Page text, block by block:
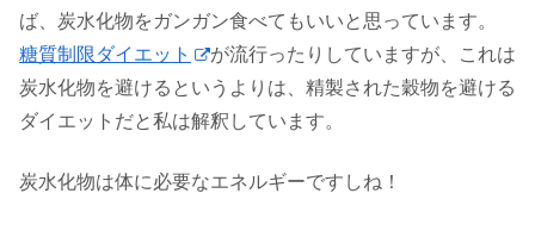
ば、炭水化物をガンガン食べてもいいと思っています。
糖質制限ダイエット
が流行ったりしていますが、これは
炭水化物を避けるというよりは、精製された穀物を避ける
ダイエットだと私は解釈しています。
炭水化物は体に必要なエネルギーですしね！